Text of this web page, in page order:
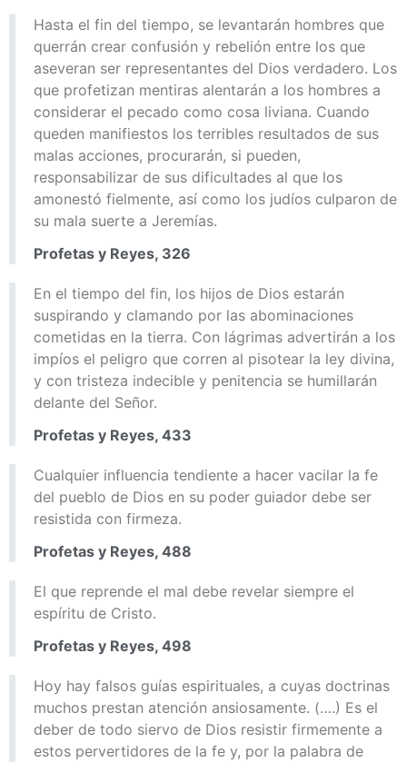
Hasta el fin del tiempo, se levantarán hombres que
querrán crear confusión y rebelión entre los que
aseveran ser representantes del Dios verdadero. Los
que profetizan mentiras alentarán a los hombres a
considerar el pecado como cosa liviana. Cuando
queden manifiestos los terribles resultados de sus
malas acciones, procurarán, si pueden,
responsabilizar de sus dificultades al que los
amonestó fielmente, así como los judíos culparon de
su mala suerte a Jeremías.
Profetas y Reyes, 326
En el tiempo del fin, los hijos de Dios estarán
suspirando y clamando por las abominaciones
cometidas en la tierra. Con lágrimas advertirán a los
impíos el peligro que corren al pisotear la ley divina,
y con tristeza indecible y penitencia se humillarán
delante del Señor.
Profetas y Reyes, 433
Cualquier influencia tendiente a hacer vacilar la fe
del pueblo de Dios en su poder guiador debe ser
resistida con firmeza.
Profetas y Reyes, 488
El que reprende el mal debe revelar siempre el
espíritu de Cristo.
Profetas y Reyes, 498
Hoy hay falsos guías espirituales, a cuyas doctrinas
muchos prestan atención ansiosamente. (….) Es el
deber de todo siervo de Dios resistir firmemente a
estos pervertidores de la fe y, por la palabra de